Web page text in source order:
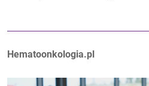
Autorzy:
Hematoonkologia.pl